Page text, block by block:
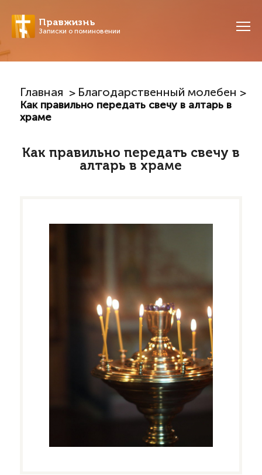
Правжизнь
Записки о поминовении
Главная Благодарственный молебен
Как правильно передать свечу в алтарь в
храме
Как правильно передать свечу в
алтарь в храме